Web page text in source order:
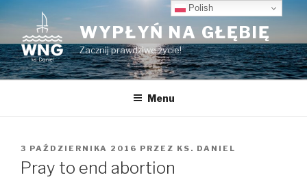
Przeskocz
do
treści
WYPŁYŃ NA GŁĘBIĘ
Zacznij prawdziwe życie!
Menu
OPUBLIKOWANE
W
3 PAŹDZIERNIKA 2016 PRZEZ KS. DANIEL
Pray to end abortion
Polish